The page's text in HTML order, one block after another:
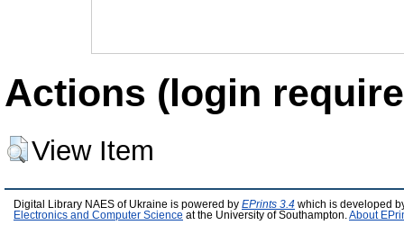
Actions (login
View Item
Digital Library NAES of Ukraine is powered by EPrints 3.4 which is developed
Electronics and Computer Science at the University of Southampton. About